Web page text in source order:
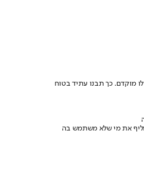
מוקדם. כך תבנו עתיד בטוח